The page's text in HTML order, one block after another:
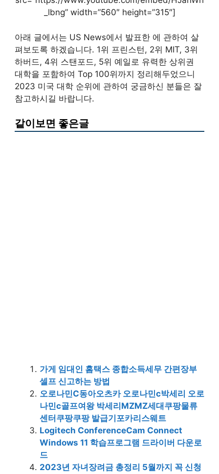
_lbng” width=”560″ height=”315″]
아래 글에서는 US News에서 발표한 에 관하여 살
펴보도록 하겠습니다. 1위 프린스턴, 2위 MIT, 3위
하버드, 4위 스탠포드, 5위 예일로 유력한 상위권
대학을 포함하여 Top 100위까지 정리해두었으니
2023 미국 대학 순위에 관하여 궁금하신 분들은 잘
참고하시길 바랍니다.
같이보면 좋은글
가게 임대인 홈택스 종합소득세무 간편장부
셀프 신고하는 방법
오로나민C동아오츠카 오로나민c박세리 오로
나민c골프여왕 박세리MZMZ세대쿠팡물류
센터쿠팡쿠팡 발급기포카리스웨트
Logitech ConferenceCam Connect
Windows 11 학습프로그램 드라이버 다운로
드
2023년 자녀장려금 총정리 5월까지 꼭 신청